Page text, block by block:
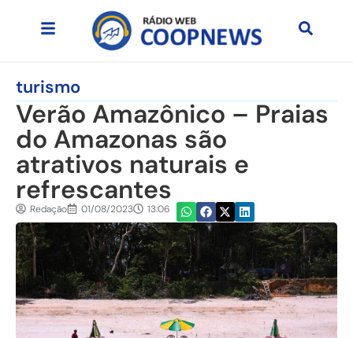
turismo
Verão Amazônico – Praias
do Amazonas são
atrativos naturais e
refrescantes
Redação 01/08/2023 13:06